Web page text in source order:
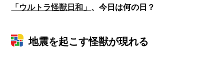
「ウルトラ怪獣日和」 、今日は何の日？
地震を起こす怪獣が現れる